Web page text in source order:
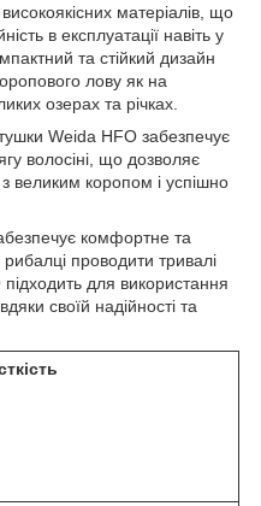
матеріалів, що
в експлуатації навіть у
та стійкий дизайн
лову як на
озерах та річках.
Weida HFO забезпечує
волосіні, що дозволяє
великим коропом і успішно
комфортне та
проводити тривалі
для використання
своїй надійності та